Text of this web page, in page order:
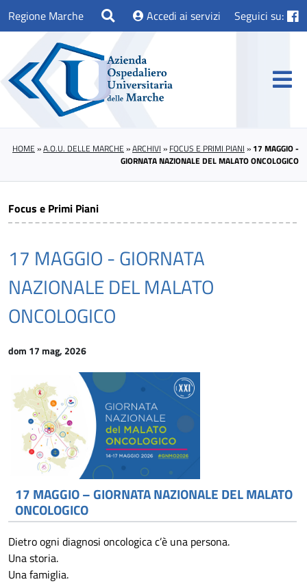
Regione Marche Accedi ai servizi Seguici su:
HOME »A.O.U. DELLE MARCHE »ARCHIVI » FOCUS E PRIMI PIANI » 17 MAGGIO -
GIORNATA NAZIONALE DEL MALATO ONCOLOGICO
Focus e Primi Piani
17 MAGGIO - GIORNATA
NAZIONALE DEL MALATO
ONCOLOGICO
dom 17 mag, 2026
17 MAGGIO – GIORNATA NAZIONALE DEL MALATO
ONCOLOGICO
Dietro ogni diagnosi oncologica c’è una persona.
Una storia.
Una famiglia.